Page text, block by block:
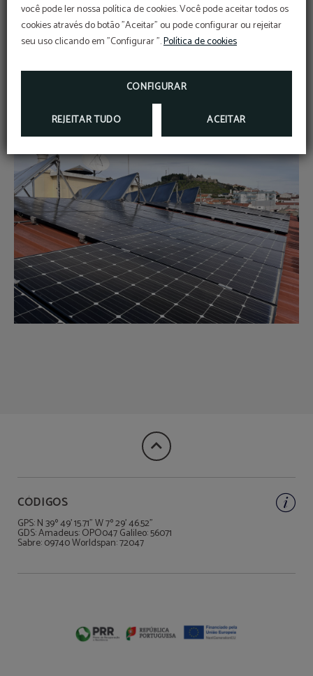
você pode ler nossa política de cookies. Você pode aceitar todos os
cookies através do botão "Aceitar" ou pode configurar ou rejeitar
seu uso clicando em "Configurar ".Política de cookies
CONFIGURAR
REJEITAR TUDO ACEITAR
· Utilizando Painéis Solares;
· Promoção de uma mobilidade de baixo impacto com
recurso ao uso de bicicletas para as deslocações de
CÓDIGOS
GPS: N 39º 49' 15.71" W 7º 29' 46.52"
GDS: Amadeus: OPO047 Galileo: 56071
Sabre: 09740 Worldspan: 72047